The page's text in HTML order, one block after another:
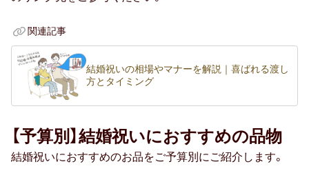
関連記事
結婚祝いの相場やマナーを解説｜喜ばれる渡し
方とタイミング
【予算別】結婚祝いにおすすめの品物
結婚祝いにおすすめのお品をご予算別にご紹介します。